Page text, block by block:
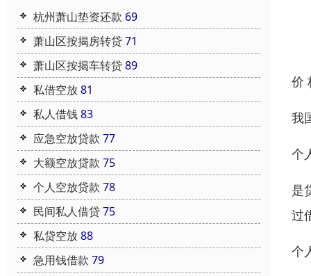
杭州萧山垫资还款 69
萧山区按揭房转贷71
萧山区按揭车转贷89
私借空放81
私人借钱83
应急空放贷款 77
大额空放贷款 75
个人空放贷款 78
民间私人借贷75
私贷空放88
急用钱借款 79
价
我
个
是
过
个